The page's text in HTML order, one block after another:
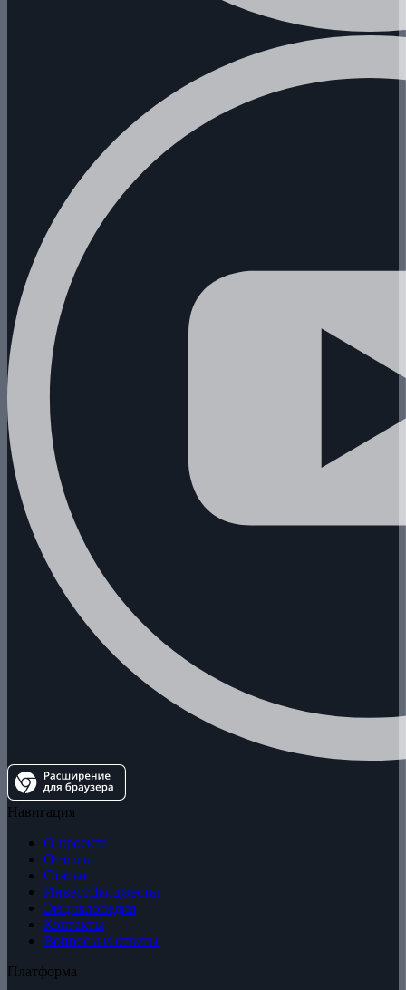
Навигация
О проекте
Отзывы
Статьи
ИнвестДайджесты
Энциклопедия
Контакты
Вопросы и ответы
Платформа